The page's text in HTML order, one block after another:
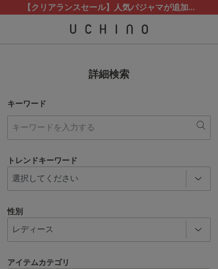
熊本地震等の影響によるお荷物配送について【クリアランスセール】人気パジャマが追加！
カスタマーサポート夏季休業(お電話)のお知らせ
熊本地震等の影響によるお荷物配送について【クリアランスセール】人気パジャマが追加！
詳細検索
キーワード
トレンドキーワード
性別
アイテムカテゴリ